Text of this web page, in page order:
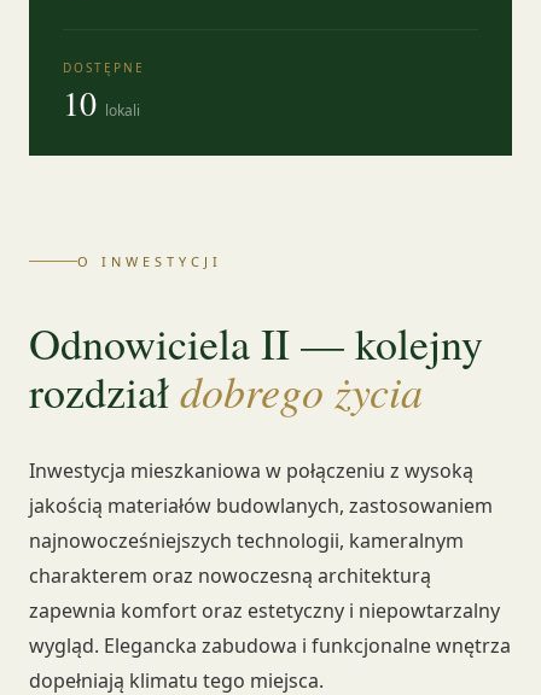
DOSTĘPNE
10 lokali
O INWESTYCJI
Odnowiciela II — kolejny
rozdziałdobrego życia
Inwestycja mieszkaniowa w połączeniu z wysoką
jakością materiałów budowlanych, zastosowaniem
najnowocześniejszych technologii, kameralnym
charakterem oraz nowoczesną architekturą
zapewnia komfort oraz estetyczny i niepowtarzalny
wygląd. Elegancka zabudowa i funkcjonalne wnętrza
dopełniają klimatu tego miejsca.